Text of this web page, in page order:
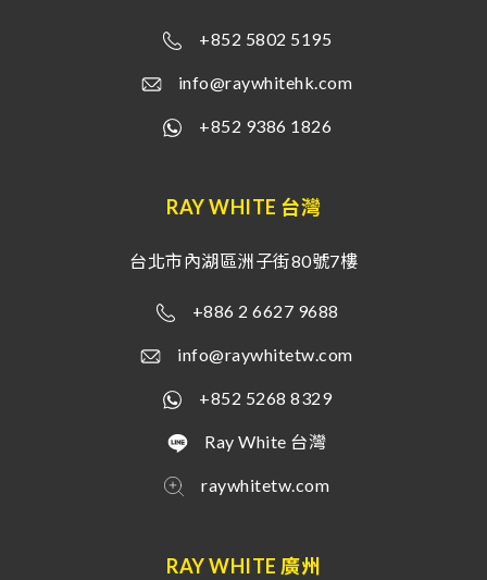
+852 5802 5195
info@raywhitehk.com
+852 9386 1826
RAY WHITE 台灣
台北市內湖區洲子街80號7樓
+886 2 6627 9688
info@raywhitetw.com
+852 5268 8329
Ray White 台灣
raywhitetw.com
RAY WHITE 廣州